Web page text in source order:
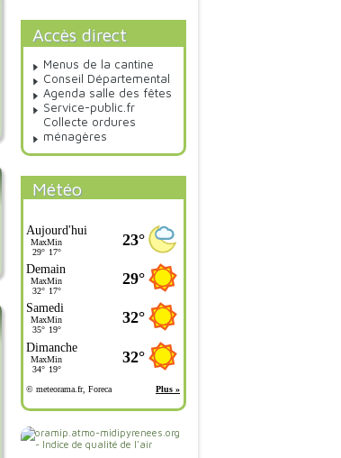
Accès direct
Menus de la cantine
Conseil Départemental
Agenda salle des fêtes
Service-public.fr
Collecte ordures
ménagères
Météo